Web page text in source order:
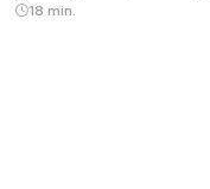
18 min.